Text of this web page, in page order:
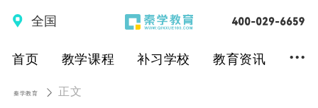
全国
首页 教学课程 补习学校 教育资讯 ...
秦学教育 正文